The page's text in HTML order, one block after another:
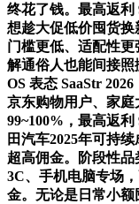
终花了钱。最高返利
想趁大促低价囤货
门槛更低、适配性
解通俗人也能间接
OS 表态 SaaStr
京东购物用户、家庭
99~100%，最高返
田汽车2025年可持
超高佣金。阶段性
3C、手机电脑专场
金。无论是日常小额